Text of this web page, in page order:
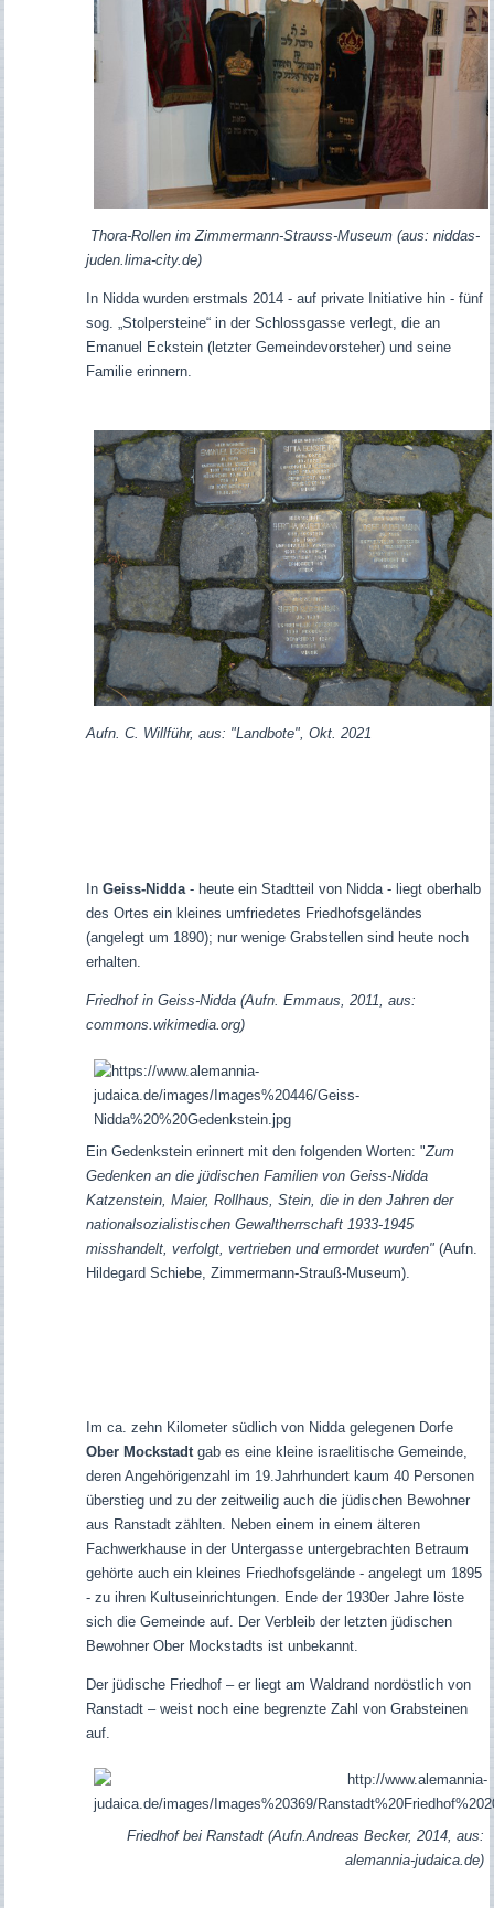
Thora-Rollen im Zimmermann-Strauss-Museum (aus: niddas-
juden.lima-city.de)
In Nidda wurden erstmals 2014 - auf private Initiative hin - fünf
sog. „Stolpersteine“ in der Schlossgasse verlegt, die an
Emanuel Eckstein (letzter Gemeindevorsteher) und seine
Familie erinnern.
Aufn. C. Willführ, aus: "Landbote", Okt. 2021
In Geiss-Nidda- heute ein Stadtteil von Nidda- liegt oberhalb
des Ortes ein kleines umfriedetes Friedhofsgeländes
(angelegt um 1890); nur wenige Grabstellen sind heute noch
erhalten.
Friedhof in Geiss-Nidda (Aufn. Emmaus, 2011, aus:
commons.wikimedia.org)
Ein Gedenkstein erinnert mit den folgenden Worten: "Zum
Gedenken an die jüdischen Familien von Geiss-Nidda
Katzenstein, Maier, Rollhaus, Stein, die in den Jahren der
nationalsozialistischen Gewaltherrschaft 1933-1945
misshandelt, verfolgt, vertrieben und ermordet wurden" (Aufn.
Hildegard Schiebe, Zimmermann-Strauß-Museum).
Im ca. zehn Kilometer südlich von Nidda gelegenen Dorfe
Ober Mockstadtgab es eine kleine israelitische Gemeinde,
deren Angehörigenzahl im 19.Jahrhundert kaum 40 Personen
überstieg und zu der zeitweilig auch die jüdischen Bewohner
aus Ranstadt zählten. Neben einem in einem älteren
Fachwerkhause in der Untergasse untergebrachten Betraum
gehörte auch ein kleines Friedhofsgelände - angelegt um 1895
- zu ihren Kultuseinrichtungen. Ende der 1930er Jahre löste
sich die Gemeinde auf. Der Verbleib der letzten jüdischen
Bewohner Ober Mockstadts ist unbekannt.
Der jüdische Friedhof – er liegt am Waldrand nordöstlich von
Ranstadt – weist noch eine begrenzte Zahl von Grabsteinen
auf.
Friedhof bei Ranstadt (Aufn.Andreas Becker, 2014, aus:
alemannia-judaica.de)